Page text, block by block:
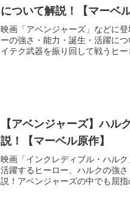
について解説！【マーベル
映画「アベンジャーズ」などに
ーの強さ・能力・誕生・活躍に
イテク武器を振り回して戦うヒー
【アベンジャーズ】ハル
説！【マーベル原作】
映画「インクレディブル・ハル
活躍するヒーロー、ハルクの強
説！アベンジャーズの中でも屈指